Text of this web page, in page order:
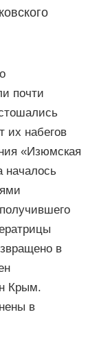
почти
их набегов
«Изюмская
началось
в
Крым.
в